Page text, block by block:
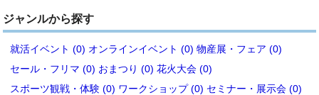
ジャンルから探す
就活イベント (0) オンラインイベント (0) 物産展・フェア (0)
セール・フリマ (0) おまつり (0) 花火大会 (0)
スポーツ観戦・体験 (0) ワークショップ (0) セミナー・展示会 (0)